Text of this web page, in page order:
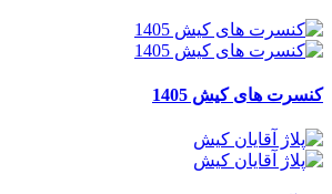
کنسرت های کیش 1405